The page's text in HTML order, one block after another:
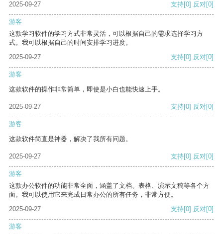
2025-09-27
支持[0] 反对[0]
游客
这款学习软件的学习方式非常灵活，可以根据自己的需求选择学习方
式。我可以根据自己的时间安排学习进度。
2025-09-27
支持[0] 反对[0]
游客
这款软件的操作非常简单，即使是小白也能快速上手。
2025-09-27 支持[0] 反对[0]
游客
这款软件简直是神器，解决了我所有问题。
2025-09-27 支持[0] 反对[0]
游客
这款办公软件的功能非常全面，涵盖了文档、表格、演示文稿等各个方
面。我可以使用它来完成日常办公的所有任务，非常方便。
2025-09-27
支持[0] 反对[0]
游客